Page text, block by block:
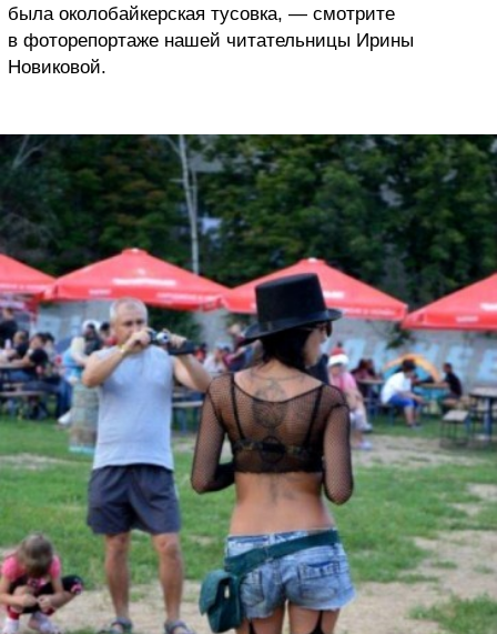
была околобайкерская тусовка, — смотрите
в фоторепортаже нашей читательницы Ирины
Новиковой.